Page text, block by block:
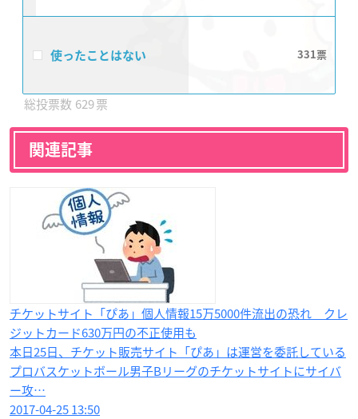
使ったことはない 331
629
関連記事
チケットサイト「ぴあ」個人情報15万5000件流出の恐れ クレ
ジットカード630万円の不正使用も
本日25日、チケット販売サイト「ぴあ」は運営を委託している
プロバスケットボール男子Bリーグのチケットサイトにサイバ
ー攻…
2017-04-25 13:50